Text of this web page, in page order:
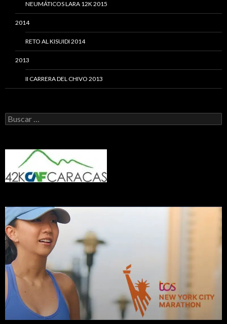
NEUMÁTICOS LARA 12K 2015
2014
RETO AL KISUIDI 2014
2013
II CARRERA DEL CHIVO 2013
Buscar: